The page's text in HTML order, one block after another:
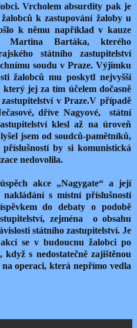
Vrcholem absurdity pak je
k zastupování žaloby u
k němu například v kauze
Martina Bartáka, kterého
státního zastupitelství
soudu v Praze. Výjimku
žalobců mu poskytl nejvyšší
jej za tím účelem dočasně
v Praze.V případě
dříve Nagyové, státní
klesl až na úroveň
jsem od soudců-pamětníků,
by si komunistická
nedovolila.
akce „Nagygate“ a její
nakládání s místní příslušností
do debaty o podobě
zejména o obsahu
státního zastupitelství. Je
se v budoucnu žalobci po
s nedostatečně zajištěnou
operaci, která nepřímo vedla